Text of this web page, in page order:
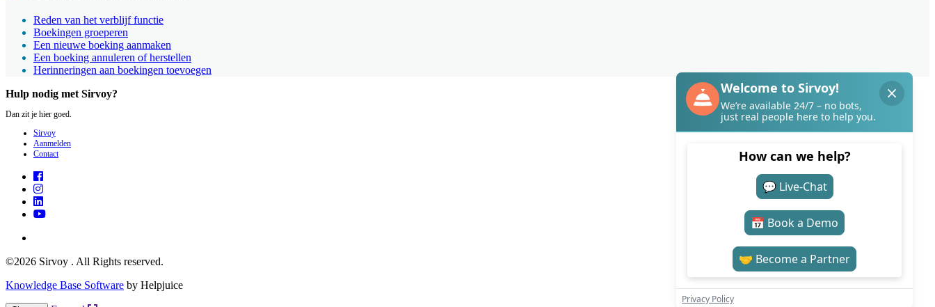
Reden van het verblijf functie
Boekingen groeperen
Een nieuwe boeking aanmaken
Een boeking annuleren of herstellen
Herinneringen aan boekingen toevoegen
Hulp nodig met Sirvoy?
Dan zit je hier goed.
Sirvoy
Aanmelden
Contact
©2026 Sirvoy . All Rights reserved.
Knowledge Base Software by Helpjuice